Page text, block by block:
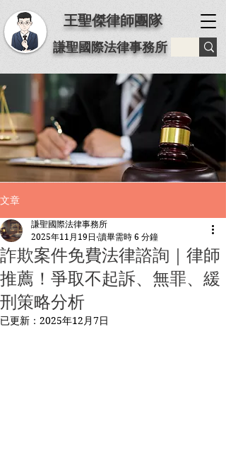
王聖傑律師團隊
謙聖國際法律事務所
文章
詐欺案件免費法律諮詢｜律師
推薦！爭取不起訴、無罪、緩
刑策略分析
謙聖國際法律事務所
2025年11月19日 讀畢需時 6 分鐘
已更新： 2025年12月7日